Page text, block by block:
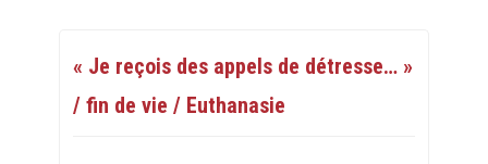
« Je reçois des appels de détresse… »
/ fin de vie / Euthanasie